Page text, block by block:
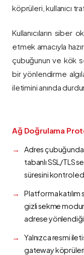
köprüleri, kullanıcı
Kullanıcıların siber
etmek amacıyla
çubuğunun ve kök
bir yönlendirme
iletimini anında
Ağ Doğrulama
Adres
tabanlı SSL/TLS
süresini kontrol
Platforma katılım
gizli sekme
adrese
Yalnızca resmi
gateway